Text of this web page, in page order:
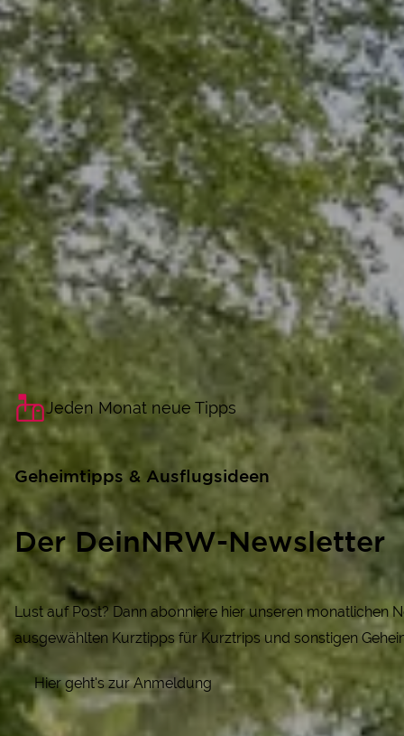
Jeden Monat neue Tipps
Geheimtipps & Ausflugsideen
Der DeinNRW-Newsletter
Lust auf Post? Dann abonniere hier unseren monatlichen
ausgewählten Kurztipps für Kurztrips und sonstigen
Hier geht's zur Anmeldung